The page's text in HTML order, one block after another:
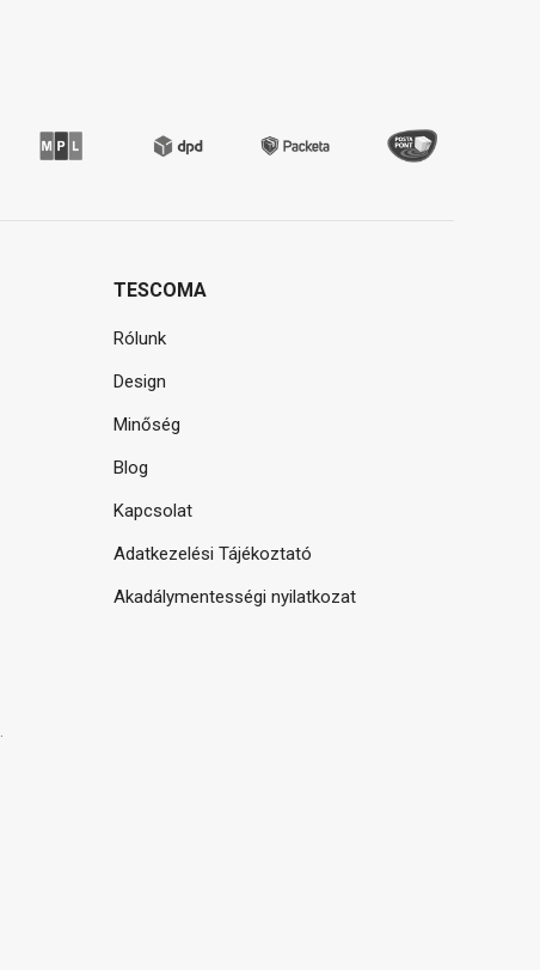
TESCOMA
Rólunk
Design
Minőség
Blog
Kapcsolat
Adatkezelési Tájékoztató
Akadálymentességi nyilatkozat